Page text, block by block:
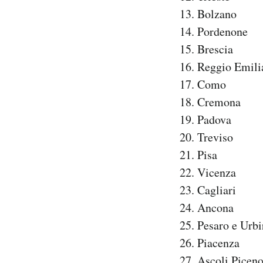
13. Bolzano
14. Pordenone
15. Brescia
16. Reggio
17. Como
18. Cremona
19. Padova
20. Treviso
21. Pisa
22. Vicenza
23. Cagliari
24. Ancona
25. Pesaro e
26. Piacenza